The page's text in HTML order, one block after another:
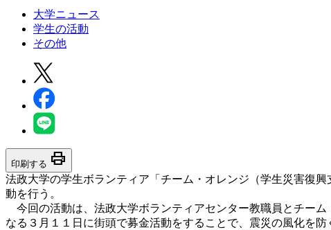
大学ニュース
学生の活動
その他
印刷する print
法政大学の学生ボランティア「チーム・オレンジ（学生災害復
動を行う。
今回の活動は、法政大学ボランティアセンター教職員とチーム
なる３月１１日に街頭で募金活動をすることで、震災の風化を